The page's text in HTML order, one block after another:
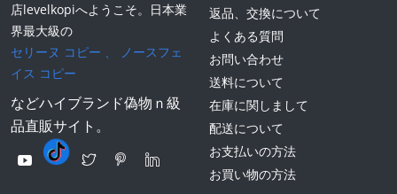
店levelkopiへようこそ。日本業
界最大級の
セリーヌ コピー 、
ノースフェ
イス コピー
などハイブランド偽物ｎ級
品直販サイト。
返品、交換について
よくある質問
お問い合わせ
送料について
在庫に関しまして
配送について
お支払いの方法
お買い物の方法